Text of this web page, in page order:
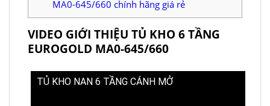
MA0-645/660 chính hãng giá rẻ
VIDEO GIỚI THIỆU TỦ KHO 6 TẦNG
EUROGOLD MA0-645/660
TỦ KHO NAN 6 TẦNG CÁNH MỞ